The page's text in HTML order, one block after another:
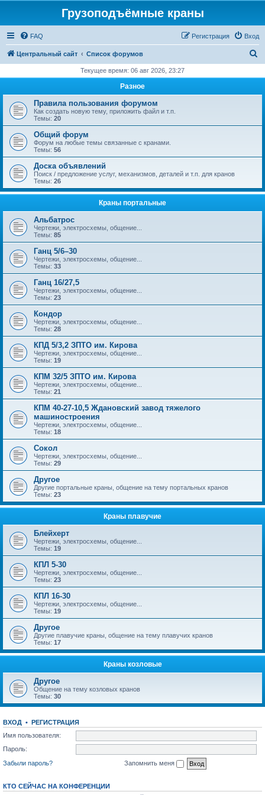
Грузоподъёмные краны
FAQ Вход
Регистрация
Центральный сайт Список форумов
с
Текущее время: 06 авг 2026, 23:27
Разное
Правила пользования форумом
Как создать новую тему, приложить файл и т.п.
Темы: 20
Общий форум
Форум на любые темы связанные с кранами.
Темы: 56
Доска объявлений
Поиск / предложение услуг, механизмов, деталей и т.п. для кранов
Темы: 26
Краны портальные
Альбатрос
Чертежи, электросхемы, общение...
Темы: 85
Ганц 5/6–30
Чертежи, электросхемы, общение...
Темы: 33
Ганц 16/27,5
Чертежи, электросхемы, общение...
Темы: 23
Кондор
Чертежи, электросхемы, общение...
Темы: 28
КПД 5/3,2 ЗПТО им. Кирова
Чертежи, электросхемы, общение...
Темы: 19
КПМ 32/5 ЗПТО им. Кирова
Чертежи, электросхемы, общение...
Темы: 21
КПМ 40-27-10,5 Ждановский завод тяжелого
машиностроения
Чертежи, электросхемы, общение...
Темы: 18
Сокол
Чертежи, электросхемы, общение...
Темы: 29
Другое
Другие портальные краны, общение на тему портальных кранов
Темы: 23
Краны плавучие
Блейхерт
Чертежи, электросхемы, общение...
Темы: 19
КПЛ 5-30
Чертежи, электросхемы, общение...
Темы: 23
КПЛ 16-30
Чертежи, электросхемы, общение...
Темы: 19
Другое
Другие плавучие краны, общение на тему плавучих кранов
Темы: 17
Краны козловые
Другое
Общение на тему козловых кранов
Темы: 30
ВХОД • РЕГИСТРАЦИЯ
Имя пользователя:
Пароль:
Забыли пароль?
Запомнить меня
КТО СЕЙЧАС НА КОНФЕРЕНЦИИ